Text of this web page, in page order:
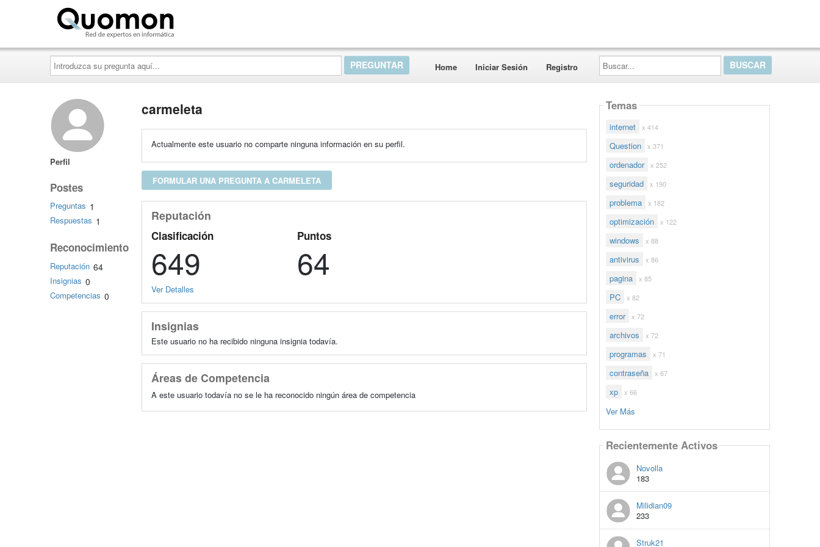
Introduzca
su
pregunta
aquí...
Home Iniciar Sesión Registro
Buscar...
Perfil
Postes
Preguntas 1
Respuestas 1
Reconocimiento
Reputación 64
Insignias 0
Competencias 0
carmeleta
Actualmente este usuario no comparte ninguna información en su perfil.
FORMULAR UNA PREGUNTA A CARMELETA
Reputación
Clasificación
649
Puntos
64
Ver Detalles
Insignias
Este usuario no ha recibido ninguna insignia todavía.
Áreas de Competencia
A este usuario todavía no se le ha reconocido ningún área de competencia
Temas
internet x 414
Question x 371
ordenador x 252
seguridad x 190
problema x 182
optimización x 122
windows x 88
antivirus x 86
pagina x 85
PC x 82
error x 72
archivos x 72
programas x 71
contraseña x 67
xp x 66
Ver Más
Recientemente Activos
Novolla
183
Milidian09
233
Struk21